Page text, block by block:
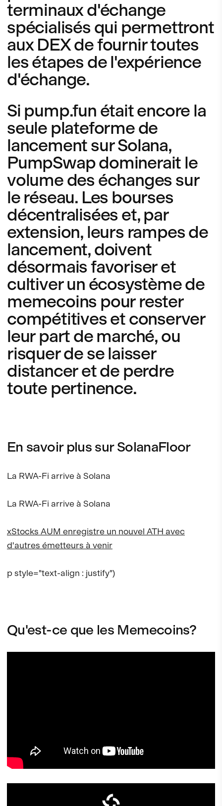
terminaux d'échange
spécialisés qui permettront
aux DEX de fournir toutes
les étapes de l'expérience
d'échange.
Si pump.fun était encore la
seule plateforme de
lancement sur Solana,
PumpSwap dominerait le
volume des échanges sur
le réseau. Les bourses
décentralisées et, par
extension, leurs rampes de
lancement, doivent
désormais favoriser et
cultiver un écosystème de
memecoins pour rester
compétitives et conserver
leur part de marché, ou
risquer de se laisser
distancer et de perdre
toute pertinence.
En savoir plus sur SolanaFloor
La RWA-Fi arrive à Solana
La RWA-Fi arrive à Solana
xStocks AUM enregistre un nouvel ATH avec
d'autres émetteurs à venir
p style="text-align : justify")
Qu'est-ce que les Memecoins?